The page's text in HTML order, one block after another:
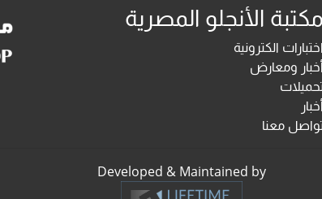
مكتبة الأنجلو المصرية
اختبارات الكترونية
أخبار ومعارض
أخبار
معنا
Developed & Maintained by